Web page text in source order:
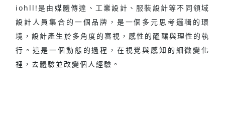
iohll!是由媒體傳達、工業設計、服裝設計等不同領域
設計人員集合的一個品牌，是一個多元思考邏輯的環
境，設計產生於多角度的審視，感性的醞釀與理性的執
行。這是一個動態的過程，在視覺與感知的細微變化
裡，去體驗並改變個人經驗。